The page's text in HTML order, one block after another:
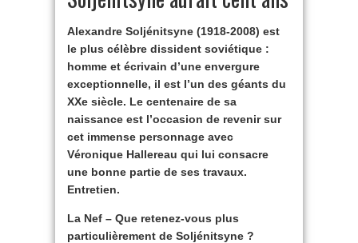
Alexandre Soljénitsyne (1918-2008) est
le plus célèbre dissident soviétique :
homme et écrivain d’une envergure
exceptionnelle, il est l’un des géants du
XXe siècle. Le centenaire de sa
naissance est l’occasion de revenir sur
cet immense personnage avec
Véronique Hallereau qui lui consacre
une bonne partie de ses travaux.
Entretien.
La Nef – Que retenez-vous plus
particulièrement de Soljénitsyne ?